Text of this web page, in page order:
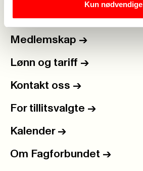
Kun nødvendige
Medlemskap ->
Lønn og tariff ->
Kontakt oss ->
For tillitsvalgte ->
Kalender ->
Om Fagforbundet ->